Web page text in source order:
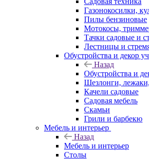
Газонокосилки,
Пилы бензиновые
Мотокосы,
Тачки садовые и
Лестницы и
Обустройства и декор
Назад
Обустройства и
Шезлонги,
Качели садовые
Садовая мебель
Скамьи
Грили и барбекю
Мебель и интерьер
Назад
Мебель и интерьер
Столы